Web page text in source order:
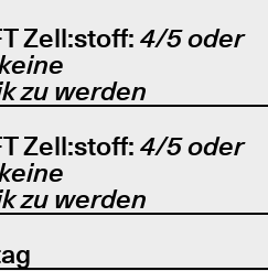
Zell:stoff: 4/5 oder
zu werden
Zell:stoff: 4/5 oder
zu werden